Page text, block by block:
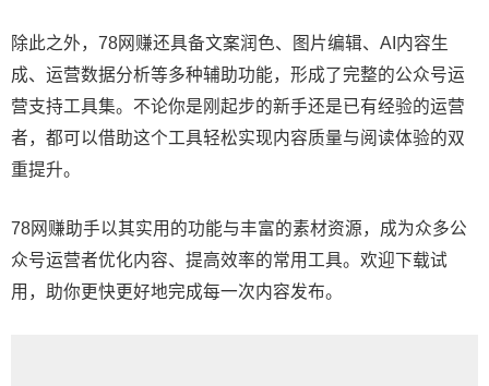
除此之外，78网赚还具备文案润色、图片编辑、AI内容生
成、运营数据分析等多种辅助功能，形成了完整的公众号运
营支持工具集。不论你是刚起步的新手还是已有经验的运营
者，都可以借助这个工具轻松实现内容质量与阅读体验的双
重提升。
78网赚助手以其实用的功能与丰富的素材资源，成为众多公
众号运营者优化内容、提高效率的常用工具。欢迎下载试
用，助你更快更好地完成每一次内容发布。